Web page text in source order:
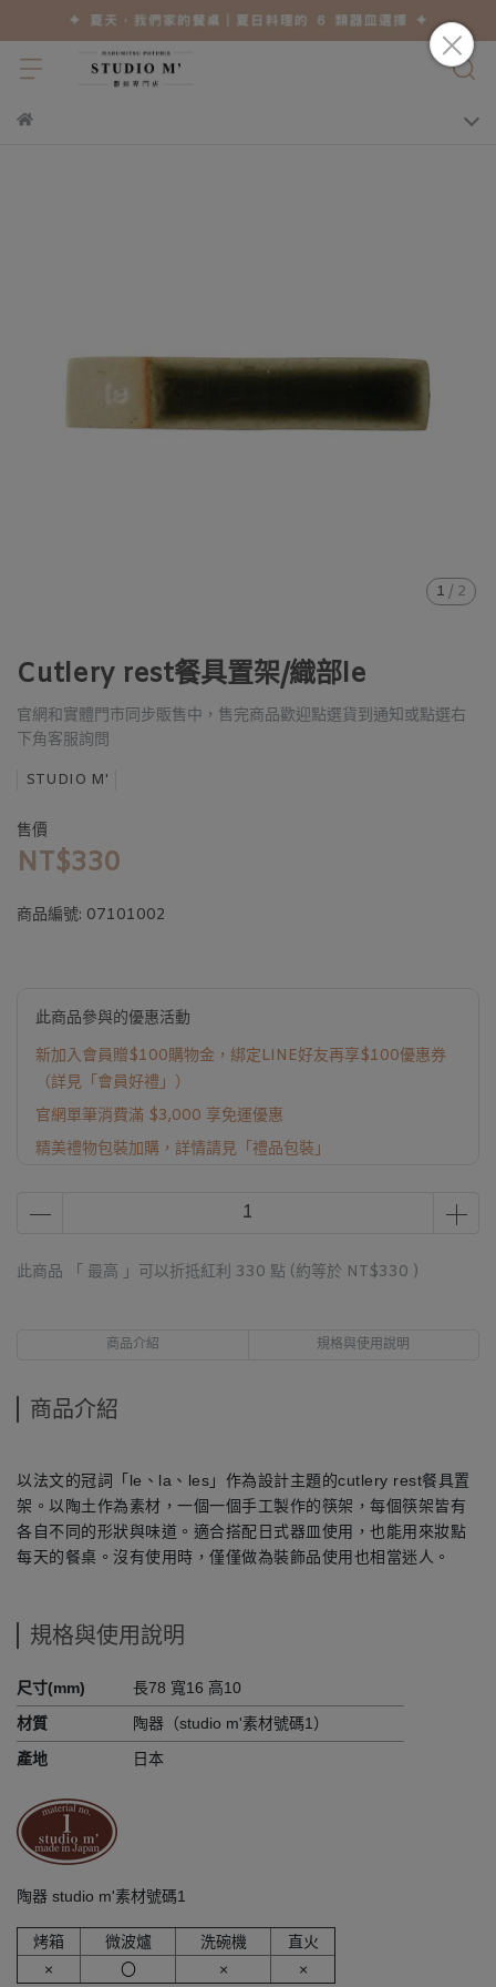
1 / 2
Cutlery rest餐具置架/織部le
官網和實體門市同步販售中，售完商品歡迎點選貨到通知或點選右
下角客服詢問
STUDIO M'
售價
NT$330
商品編號: 07101002
此商品參與的優惠活動
新加入會員贈$100購物金，綁定LINE好友再享$100優惠券
（詳見「會員好禮」）
官網單筆消費滿 $3,000 享免運優惠
精美禮物包裝加購，詳情請見「禮品包裝」
此商品 「 最高 」可以折抵紅利 330 點 (約等於 NT$330 )
商品介紹 規格與使用說明
商品介紹
以法文的冠詞「le、la、les」作為設計主題的cutlery rest餐具置
架。以陶土作為素材，一個一個手工製作的筷架，每個筷架皆有
各自不同的形狀與味道。適合搭配日式器皿使用，也能用來妝點
每天的餐桌。沒有使用時，僅僅做為裝飾品使用也相當迷人。
規格與使用說明
尺寸(mm)
長78 寬16 高10
材質
陶器（studio m'素材號碼1）
產地
日本
陶器 studio m'素材號碼1
烤箱 微波爐 洗碗機
直火
×
〇 × ×